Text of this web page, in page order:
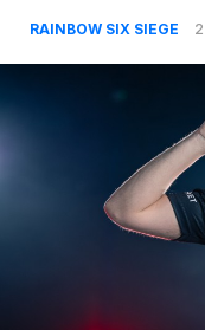
RAINBOW SIX SIEGE